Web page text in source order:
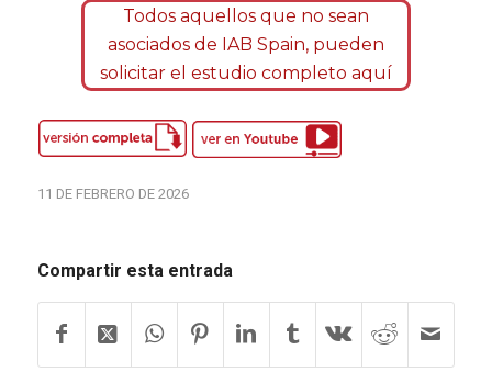
Todos aquellos que no sean
asociados de IAB Spain, pueden
solicitar el estudio completo aquí
11 DE FEBRERO DE 2026
Compartir esta entrada